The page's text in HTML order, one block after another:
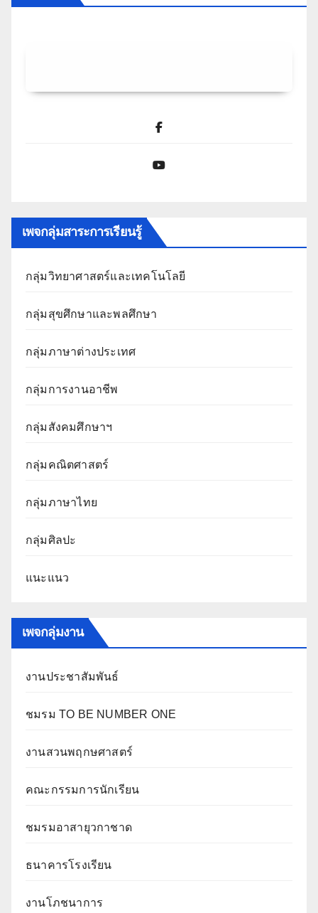
Facebook
YouTube
เพจกลุ่มสาระการเรียนรู้
กลุ่มวิทยาศาสตร์และเทคโนโลยี
กลุ่มสุขศึกษาและพลศึกษา
กลุ่มภาษาต่างประเทศ
กลุ่มการงานอาชีพ
กลุ่มสังคมศึกษาฯ
กลุ่มคณิตศาสตร์
กลุ่มภาษาไทย
กลุ่มศิลปะ
แนะแนว
เพจกลุ่มงาน
งานประชาสัมพันธ์
ชมรม TO BE NUMBER ONE
งานสวนพฤกษศาสตร์
คณะกรรมการนักเรียน
ชมรมอาสายุวกาชาด
ธนาคารโรงเรียน
งานโภชนาการ